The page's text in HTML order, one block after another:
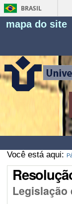
BRASIL
mapa do site
Você está aqui:
Legislação